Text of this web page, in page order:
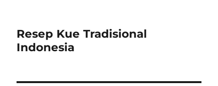
Resep Kue Tradisional
Indonesia